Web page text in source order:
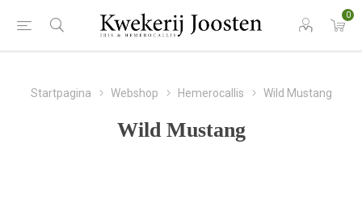
0
Startpagina Webshop Hemerocallis Wild Mustang
Wild Mustang